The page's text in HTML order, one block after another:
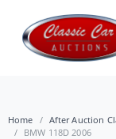
Home
After Auction
BMW 118D 2006